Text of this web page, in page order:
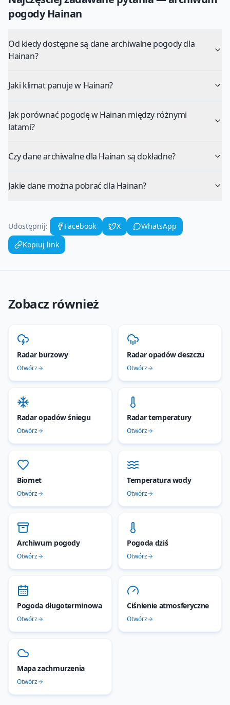
pogodyHainan
Od kiedy dostępne są dane archiwalne pogody dla
Hainan?
Jaki klimat panuje w Hainan?
Jak porównać pogodę w Hainan między różnymi
latami?
Czy dane archiwalne dla Hainan są dokładne?
Jakie dane można pobrać dla Hainan?
Udostępnij: Facebook X
WhatsApp
Kopiuj link
Zobacz również
Radar burzowy
Otwórz
Radar opadów deszczu
Otwórz
Radar opadów śniegu
Otwórz
Radar temperatury
Otwórz
Biomet
Otwórz
Temperatura wody
Otwórz
Archiwum pogody
Otwórz
Pogoda dziś
Otwórz
Pogoda długoterminowa
Otwórz
Ciśnienie atmosferyczne
Otwórz
Mapa zachmurzenia
Otwórz